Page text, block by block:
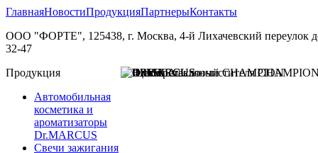
ГлавнаяНовостиПродукцияПартнерыКонтакты
ООО "ФОРТЕ", 125438, г. Москва, 4-й Лихачевский переулок
32-47
Продукция
Автомобильная
косметика и
ароматизаторы
Dr.MARCUS
Свечи зажигания